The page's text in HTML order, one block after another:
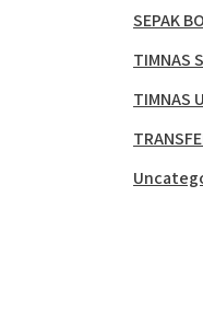
SEPAK
TIMNAS
TIMNAS